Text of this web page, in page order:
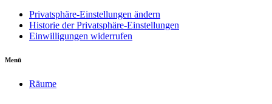
Privatsphäre-Einstellungen ändern
Historie der Privatsphäre-Einstellungen
Einwilligungen widerrufen
Menü
Räume